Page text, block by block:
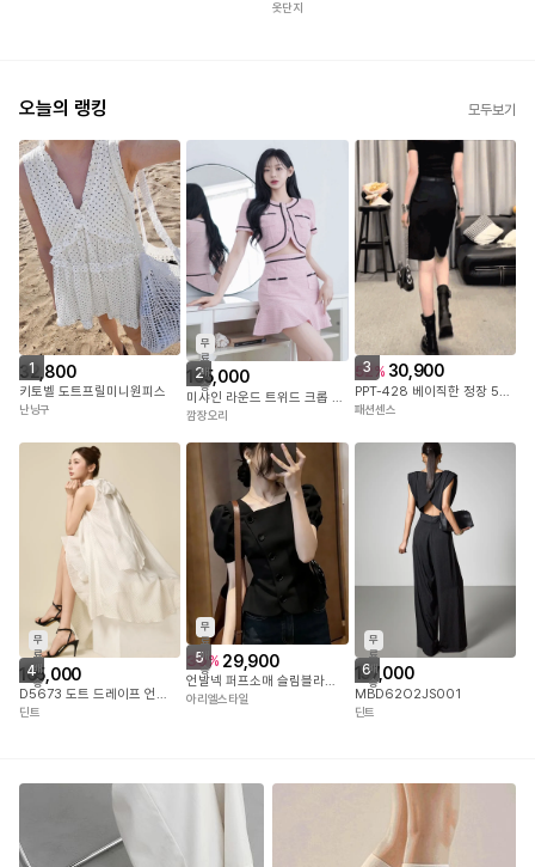
옷단지
오늘의 랭킹 모두보기
1
32,800
키토벨 도트프릴미니원피스
난닝구
2
무
료
배
송
105,000
미샤인 라운드 트위드 크롭 자켓
깜장오리
3
52 % 30,900
PPT-428 베이직한 정장 5부 반바지
패션센스
4
무
료
배
송
165,000
D5673 도트 드레이프 언발 원피스
딘트
5
무
료
배
송
39% 29,900
언발넥 퍼프소매 슬림블라우스 타닐라블라우스
아리엘스타일
6
무
료
배
송
157,000
MBD62O2JS001
딘트